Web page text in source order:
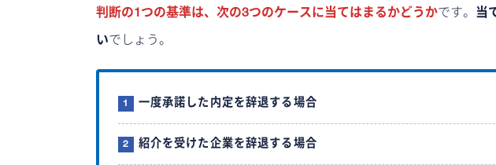
判断の1つの基準は、次の3つのケースに当てはまるかどうかです。 当
いでしょう。
一度承諾した内定を辞退する場合
紹介を受けた企業を辞退する場合